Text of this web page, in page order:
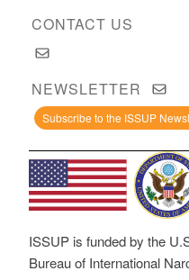
CONTACT US
NEWSLETTER
Subscribe to the ISSUP
ISSUP is funded by the
Bureau of International